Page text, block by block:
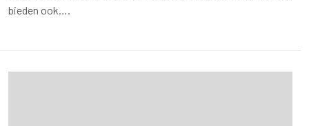
bieden ook….